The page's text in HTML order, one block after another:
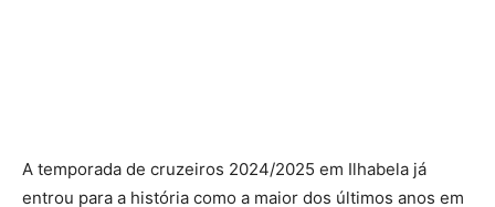
A temporada de cruzeiros 2024/2025 em Ilhabela já
entrou para a história como a maior dos últimos anos em